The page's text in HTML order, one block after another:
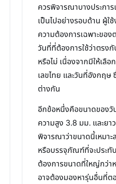
ควรพิจารณาบางประกา
เป็นไปอย่างรอบด้าน ผู้ใ
ความต้องการเฉพาะขอ
วันที่ที่ต้องการใช้ว่าตรง
หรือไม่ เนื่องจากมีให้เลื
เลขไทย และวันที่อังกฤษ
ต่างกัน
อีกข้อหนึ่งคือขนาดของวั
ความสูง 3.8 มม. และย
พิจารณาว่าขนาดนี้เหมา
หรือบรรจุภัณฑ์ที่จะประทั
ต้องการขนาดที่ใหญ่กว่า
อาจต้องมองหารุ่นอื่นที่ต